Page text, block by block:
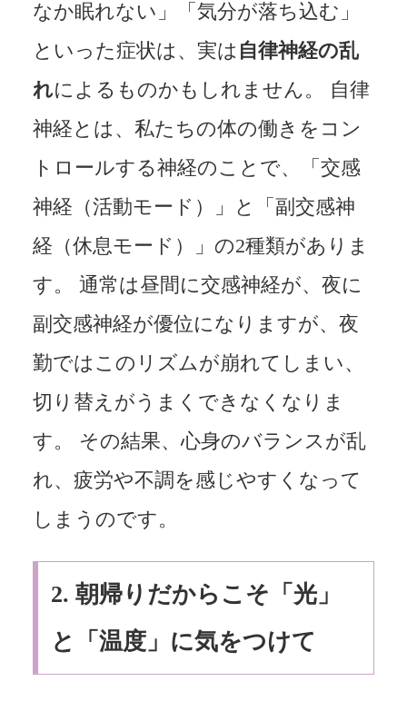
なか眠れない」「気分が落ち込む」
といった症状は、実は 自律神経の乱
れによるものかもしれません。 自律
神経とは、私たちの体の働きをコン
トロールする神経のことで、「交感
神経（活動モード）」と「副交感神
経（休息モード）」の2種類がありま
す。 通常は昼間に交感神経が、夜に
副交感神経が優位になりますが、夜
勤ではこのリズムが崩れてしまい、
切り替えがうまくできなくなりま
す。 その結果、心身のバランスが乱
れ、疲労や不調を感じやすくなって
しまうのです。
2. 朝帰りだからこそ「光」
と「温度」に気をつけて